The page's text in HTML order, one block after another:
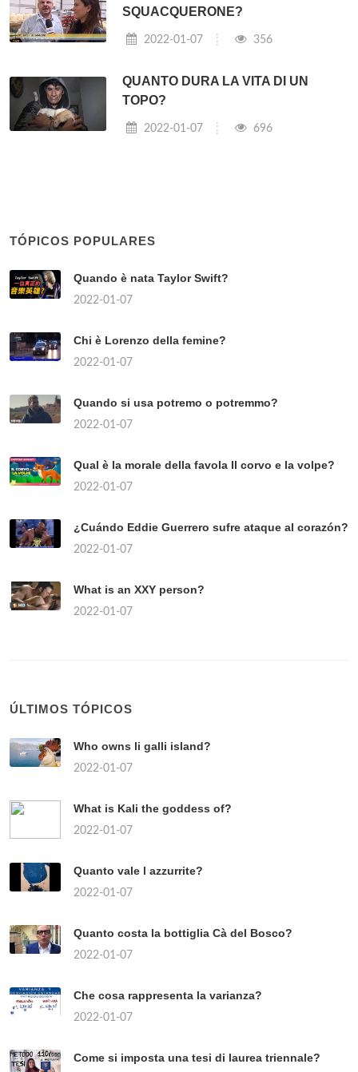
SQUACQUERONE?
2022-01-07 356
QUANTO DURA LA VITA DI UN
TOPO?
2022-01-07 696
TÓPICOS POPULARES
Quando è nata Taylor Swift?
2022-01-07
Chi è Lorenzo della femine?
2022-01-07
Quando si usa potremo o potremmo?
2022-01-07
Qual è la morale della favola Il corvo e la volpe?
2022-01-07
¿Cuándo Eddie Guerrero sufre ataque al corazón?
2022-01-07
What is an XXY person?
2022-01-07
ÚLTIMOS TÓPICOS
Who owns li galli island?
2022-01-07
What is Kali the goddess of?
2022-01-07
Quanto vale l azzurrite?
2022-01-07
Quanto costa la bottiglia Cà del Bosco?
2022-01-07
Che cosa rappresenta la varianza?
2022-01-07
Come si imposta una tesi di laurea triennale?